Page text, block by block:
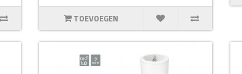
TOEVOEGEN